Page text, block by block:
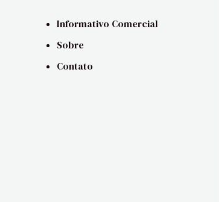
Informativo Comercial
Sobre
Contato